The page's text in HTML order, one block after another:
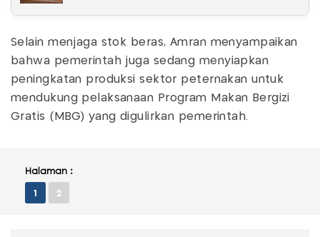
Selain menjaga stok beras, Amran menyampaikan
bahwa pemerintah juga sedang menyiapkan
peningkatan produksi sektor peternakan untuk
mendukung pelaksanaan Program Makan Bergizi
Gratis (MBG) yang digulirkan pemerintah.
Halaman :
1 2